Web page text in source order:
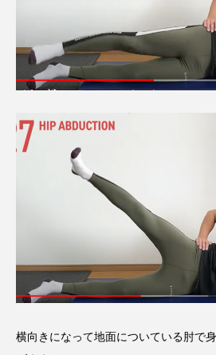
横向きになって地面についている肘で